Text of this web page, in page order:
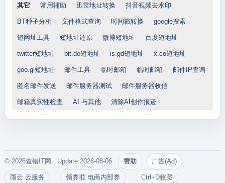
其它 常用辅助 迅雷地址转换 抖音视频去水印
BT种子分析 文件格式查询 时间戳转换 google搜索
短网址工具 短地址还原 微博短地址 百度短地址
twitter短地址 bit.do短地址 is.gd短地址 x.co短地址
goo.gl短地址 邮件工具 临时邮箱 临时邮箱 邮件IP查询
匿名邮件发送 邮件服务器测试 邮件服务器收信
邮箱真实性检查 AI 与其他 清除AI创作痕迹
© 2026查错IT网. Update:2026-08-06 赞助 广告(Ad)
雨云 云服务 领券啦 电商内部券 Ctrl+D收藏